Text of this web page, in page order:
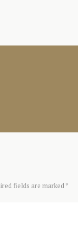
fields are marked *